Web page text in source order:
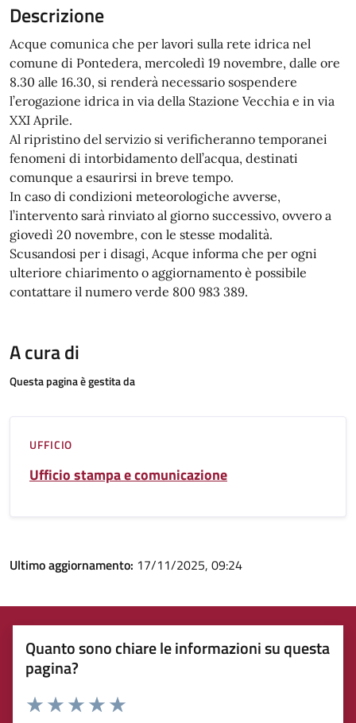
Descrizione
Acque comunica che per lavori sulla rete idrica nel
comune di Pontedera, mercoledì 19 novembre, dalle ore
8.30 alle 16.30, si renderà necessario sospendere
l’erogazione idrica in via della Stazione Vecchia e in via
XXI Aprile.
Al ripristino del servizio si verificheranno temporanei
fenomeni di intorbidamento dell’acqua, destinati
comunque a esaurirsi in breve tempo.
In caso di condizioni meteorologiche avverse,
l’intervento sarà rinviato al giorno successivo, ovvero a
giovedì 20 novembre, con le stesse modalità.
Scusandosi per i disagi, Acque informa che per ogni
ulteriore chiarimento o aggiornamento è possibile
contattare il numero verde 800 983 389.
A cura di
Questa pagina è gestita da
UFFICIO
Ufficio stampa e comunicazione
Ultimo aggiornamento: 17/11/2025, 09:24
Quanto sono chiare le informazioni su questa
pagina?
Rating: